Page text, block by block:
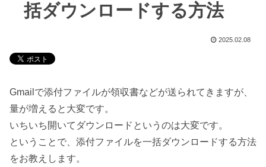
括ダウンロードする方法
2025.02.08
Gmailで添付ファイルが領収書などが送られてきますが、
量が増えると大変です。
いちいち開いてダウンロードというのは大変です。
ということで、添付ファイルを一括ダウンロードする方法
をお教えします。